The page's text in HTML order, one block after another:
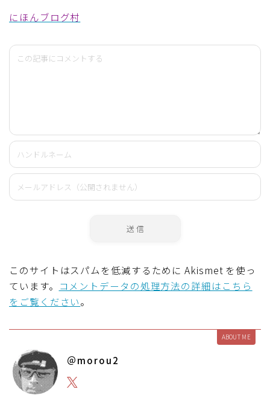
にほんブログ村
このサイトはスパムを低減するために Akismet を使っ
ています。 コメントデータの処理方法の詳細はこちら
をご覧ください。
ABOUT ME
＠morou2